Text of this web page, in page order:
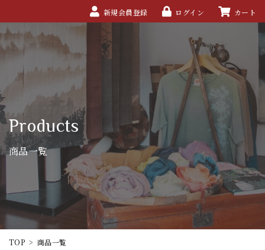
新規会員登録 ログイン カート
Products
商品一覧
TOP > 商品一覧